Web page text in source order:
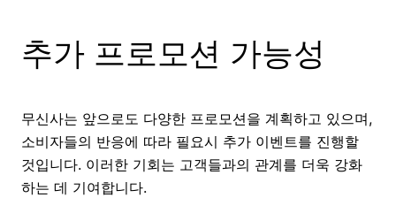
추가 프로모션 가능성
무신사는 앞으로도 다양한 프로모션을 계획하고 있으며,
소비자들의 반응에 따라 필요시 추가 이벤트를 진행할
것입니다. 이러한 기회는 고객들과의 관계를 더욱 강화
하는 데 기여합니다.